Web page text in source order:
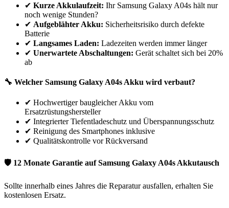
✔ Kurze Akkulaufzeit: Ihr Samsung Galaxy A04s hält nur
noch wenige Stunden?
✔ Aufgeblähter Akku: Sicherheitsrisiko durch defekte
Batterie
✔ Langsames Laden: Ladezeiten werden immer länger
✔ Unerwartete Abschaltungen: Gerät schaltet sich bei 20%
ab
🔧 Welcher Samsung Galaxy A04s Akku wird verbaut?
✔ Hochwertiger baugleicher Akku vom
Ersatzrüstungshersteller
✔ Integrierter Tiefentladeschutz und Überspannungsschutz
✔ Reinigung des Smartphones inklusive
✔ Qualitätskontrolle vor Rückversand
🛡 12 Monate Garantie aufSamsung Galaxy A04s Akkutausch
Sollte innerhalb eines Jahres die Reparatur ausfallen, erhalten Sie
kostenlosen Ersatz.